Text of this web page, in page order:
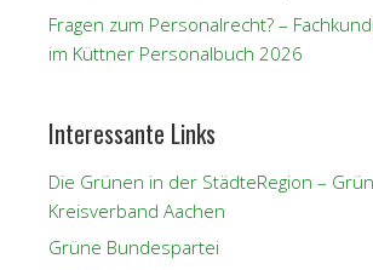
Fragen zum Personalrecht? –
im Küttner Personalbuch 2026
Interessante Links
Die Grünen in der StädteRegion –
Kreisverband Aachen
Grüne Bundespartei